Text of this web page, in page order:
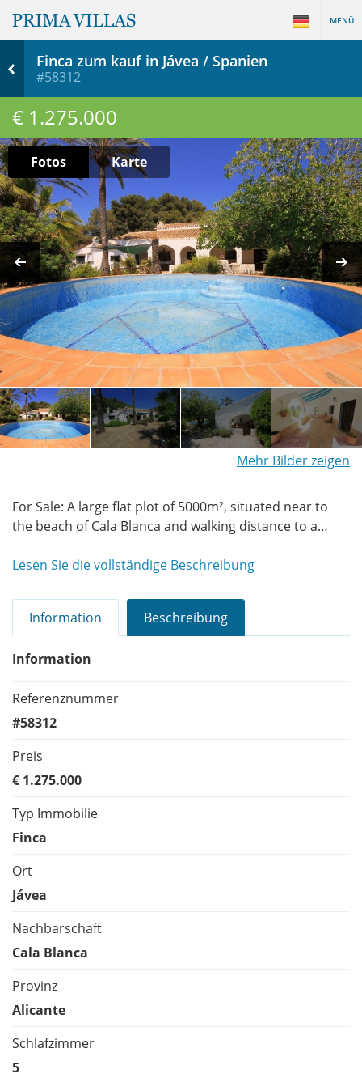
MENÜ
Finca zum kauf in Jávea / Spanien
#58312
€ 1.275.000
Fotos Karte
Mehr Bilder zeigen
For Sale: A large flat plot of 5000m², situated near to
the beach of Cala Blanca and walking distance to a
finca style properties, ideal for summer houses. The
or business opportunity. The plot is fenced and hedged
in parts. Both casitas need renovation and
Lesen Sie die vollständige Beschreibung
Information Beschreibung
Information
Referenznummer
#58312
Preis
€ 1.275.000
Typ Immobilie
Finca
Ort
Jávea
Nachbarschaft
Cala Blanca
Provinz
Alicante
Schlafzimmer
5